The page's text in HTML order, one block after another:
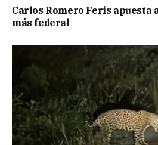
Carlos Romero Feris apuesta
más federal